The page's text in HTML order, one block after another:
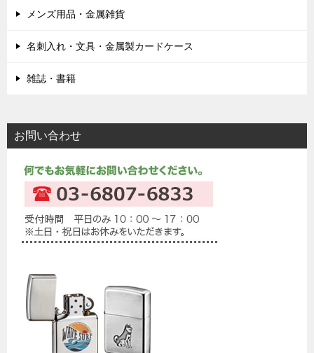
メンズ用品・金属雑貨
名刺入れ・文具・金属製カードケース
雑誌・書籍
お問い合わせ